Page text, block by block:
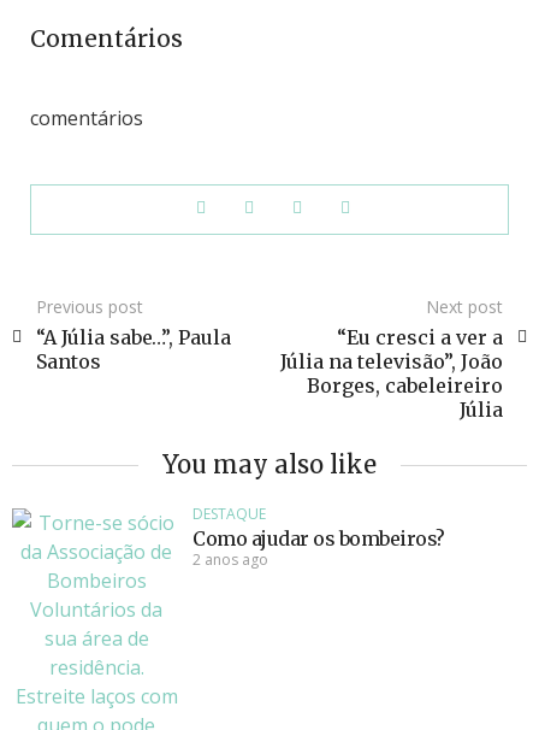
Comentários
comentários
Previous post
“A Júlia sabe…”, Paula
Santos
Next post
“Eu cresci a ver a
Júlia na televisão”, João
Borges, cabeleireiro
Júlia
You may also like
DESTAQUE
Como ajudar os bombeiros?
2 anos ago